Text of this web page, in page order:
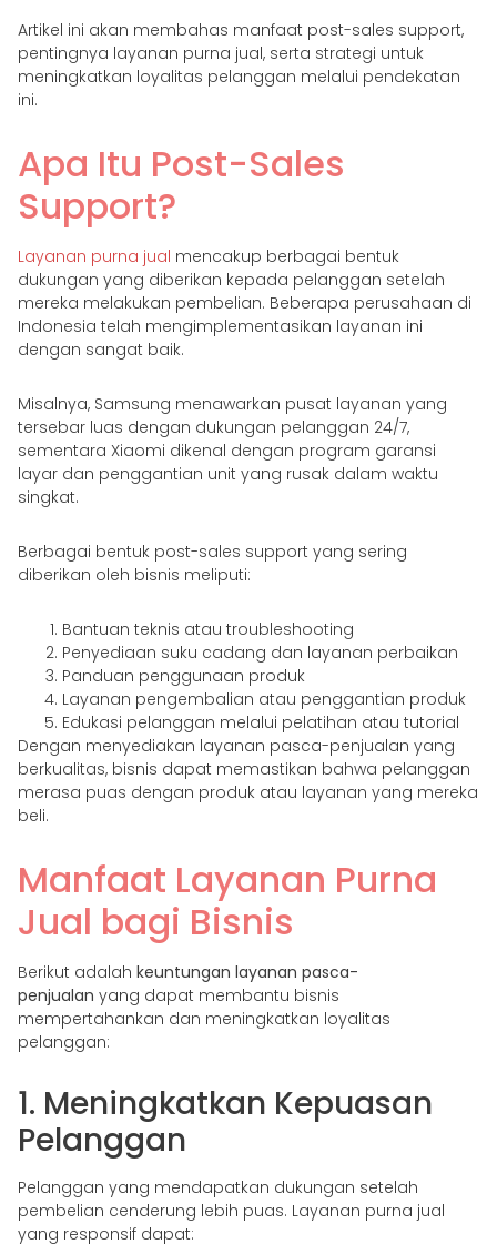
Artikel ini akan membahas manfaat post-sales support,
pentingnya layanan purna jual, serta strategi untuk
meningkatkan loyalitas pelanggan melalui pendekatan
ini.
Apa Itu Post-Sales
Support?
Layanan purna jual mencakup berbagai bentuk
dukungan yang diberikan kepada pelanggan setelah
mereka melakukan pembelian. Beberapa perusahaan di
Indonesia telah mengimplementasikan layanan ini
dengan sangat baik.
Misalnya, Samsung menawarkan pusat layanan yang
tersebar luas dengan dukungan pelanggan 24/7,
sementara Xiaomi dikenal dengan program garansi
layar dan penggantian unit yang rusak dalam waktu
singkat.
Berbagai bentuk post-sales support yang sering
diberikan oleh bisnis meliputi:
Bantuan teknis atau troubleshooting
Penyediaan suku cadang dan layanan perbaikan
Panduan penggunaan produk
Layanan pengembalian atau penggantian produk
Edukasi pelanggan melalui pelatihan atau tutorial
Dengan menyediakan layanan pasca-penjualan yang
berkualitas, bisnis dapat memastikan bahwa pelanggan
merasa puas dengan produk atau layanan yang mereka
beli.
Manfaat Layanan Purna
Jual bagi Bisnis
Berikut adalah keuntungan layanan pasca-
penjualan yang dapat membantu bisnis
mempertahankan dan meningkatkan loyalitas
pelanggan:
1. Meningkatkan Kepuasan
Pelanggan
Pelanggan yang mendapatkan dukungan setelah
pembelian cenderung lebih puas. Layanan purna jual
yang responsif dapat: